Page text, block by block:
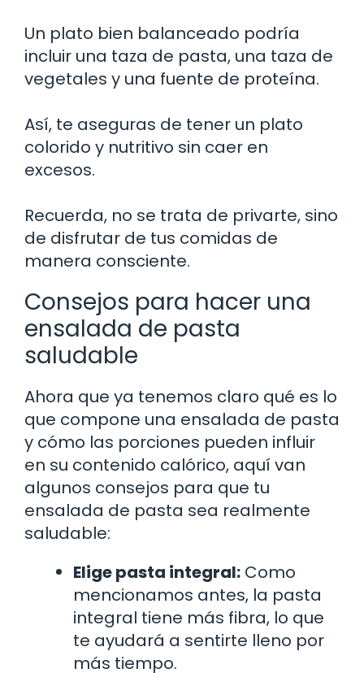
Un plato bien balanceado podría
incluir una taza de pasta, una taza de
vegetales y una fuente de proteína.
Así, te aseguras de tener un plato
colorido y nutritivo sin caer en
excesos.
Recuerda, no se trata de privarte, sino
de disfrutar de tus comidas de
manera consciente.
Consejos para hacer una
ensalada de pasta
saludable
Ahora que ya tenemos claro qué es lo
que compone una ensalada de pasta
y cómo las porciones pueden influir
en su contenido calórico, aquí van
algunos consejos para que tu
ensalada de pasta sea realmente
saludable:
Elige pasta integral: Como
mencionamos antes, la pasta
integral tiene más fibra, lo que
te ayudará a sentirte lleno por
más tiempo.